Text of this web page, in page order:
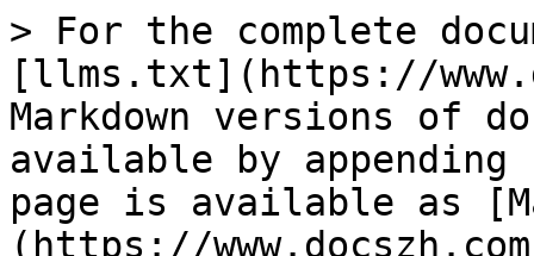
> For the complete
[llms.txt](https://
Markdown versions of
available by
page is available as
(https://